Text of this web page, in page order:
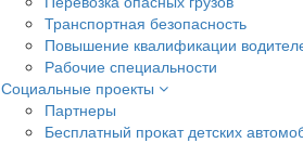
Транспортная безопасность
Повышение квалификации
Рабочие специальности
Социальные проекты
Партнеры
Бесплатный прокат детских